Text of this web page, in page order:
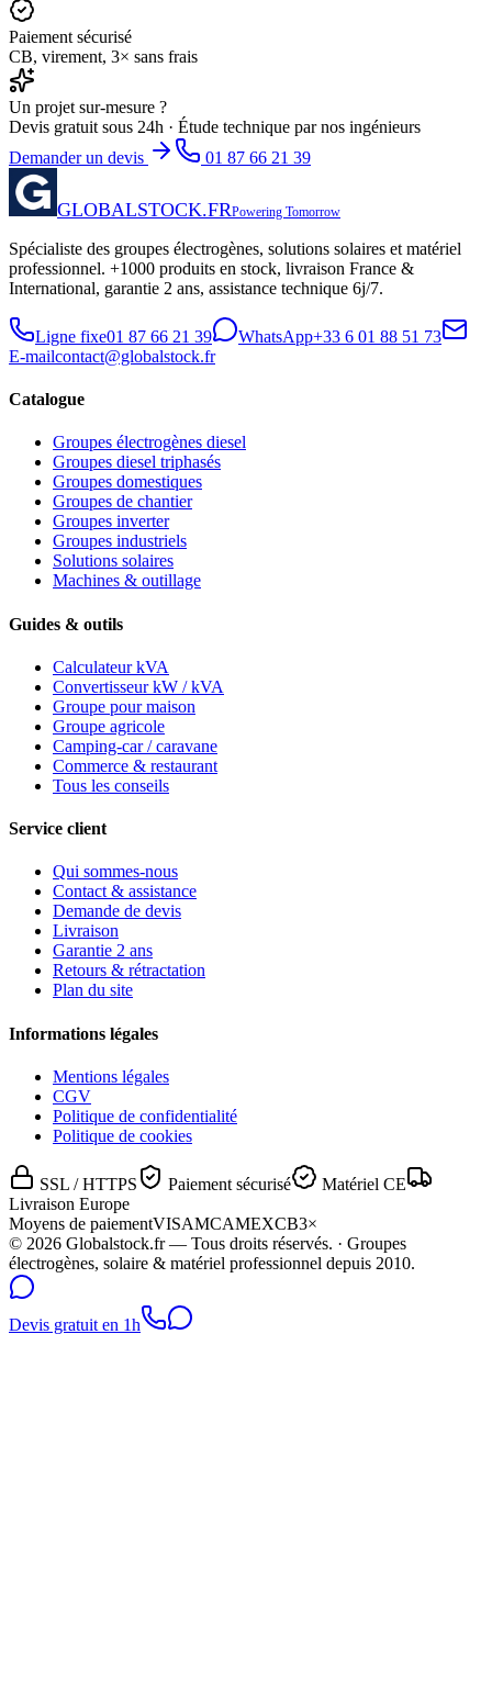
Paiement sécurisé
CB, virement, 3× sans frais
Un projet sur-mesure ?
Devis gratuit sous 24h · Étude technique par nos ingénieurs
Demander un devis
01 87 66 21 39
GLOBALSTOCK.FRPowering Tomorrow
Spécialiste des groupes électrogènes, solutions solaires et matériel
professionnel. +1000 produits en stock, livraison France &
International, garantie 2 ans, assistance technique 6j/7.
Ligne fixe01 87 66 21 39 WhatsApp+33 6 01 88 51 73
E-mailcontact@globalstock.fr
Catalogue
Groupes électrogènes diesel
Groupes diesel triphasés
Groupes domestiques
Groupes de chantier
Groupes inverter
Groupes industriels
Solutions solaires
Machines & outillage
Guides & outils
Calculateur kVA
Convertisseur kW / kVA
Groupe pour maison
Groupe agricole
Camping-car / caravane
Commerce & restaurant
Tous les conseils
Service client
Qui sommes-nous
Contact & assistance
Demande de devis
Livraison
Garantie 2 ans
Retours & rétractation
Plan du site
Informations légales
Mentions légales
CGV
Politique de confidentialité
Politique de cookies
SSL / HTTPS Paiement sécurisé
Matériel CE
Livraison Europe
Moyens de paiementVISAMCAMEXCB3×
© 2026 Globalstock.fr — Tous droits réservés. · Groupes
électrogènes, solaire & matériel professionnel depuis 2010.
Devis gratuit en 1h